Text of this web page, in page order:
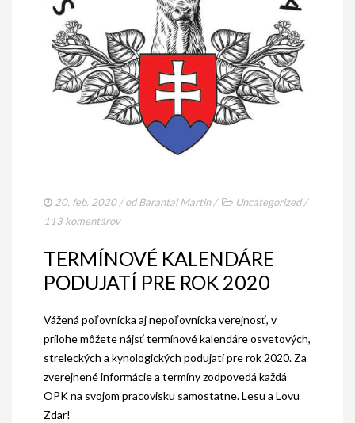
AKO BYT ČLENOM KCHHS
OZNAMY / NEWS
DEUTSCH DRAHTHAAR
ŠTANDARD
PODMIENKY CHOVNOSTI
CHOVNÉ SUKY
OČAKÁVANÉ VRHY NDS V ROKU 2026
ŠTANDARD
PODMIENKY CHOVNOSTI
CHOVNÉ PSY
20. feb. 2020/ odBarantal Martin/ Uncategorized/
113 komentárov
TERMÍNOVÉ KALENDÁRE
PODUJATÍ PRE ROK 2020
Vážená poľovnícka aj nepoľovnícka verejnosť, v
prílohe môžete nájsť termínové kalendáre osvetových,
streleckých a kynologických podujatí pre rok 2020. Za
zverejnené informácie a termíny zodpovedá každá
OPK na svojom pracovisku samostatne. Lesu a Lovu
Zdar!